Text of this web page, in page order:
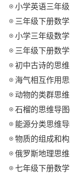
小学英语三年
三年级下册数
小学三年级数
三年级下册数学
初中古诗的思
海气相互作用
动物的类群思
石榴的思维导
能源分类思维
物质的组成和
俄罗斯地理思
七年级下册数